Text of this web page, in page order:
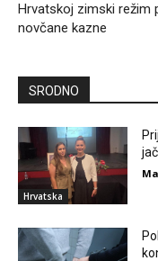
Hrvatskoj zimski režim
novčane kazne
SRODNO
Hrvatska